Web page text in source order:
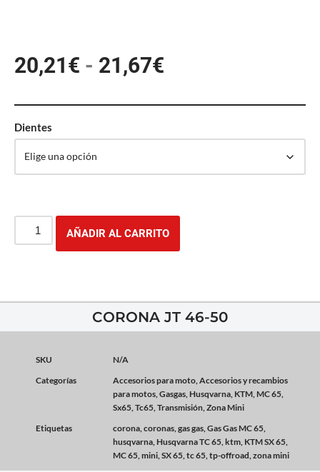
20,21€ - 21,67€
Dientes
AÑADIR AL CARRITO
CORONA JT 46-50
SKU
N/A
Categorías
Accesorios para moto,Accesorios y recambios
para motos,Gasgas, Husqvarna, KTM, MC 65,
Sx65,Tc65,Transmisión,Zona Mini
Etiquetas
corona,coronas,gas gas,Gas Gas MC 65,
husqvarna, Husqvarna TC 65,ktm, KTM SX 65,
MC 65,mini,SX 65,tc 65,tp-offroad,zona mini